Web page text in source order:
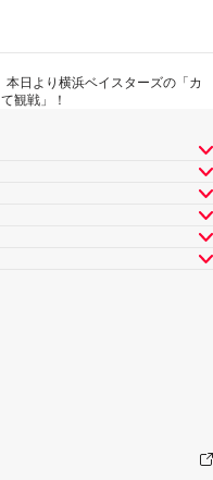
日より横浜ベイスターズの「カ
観戦」！